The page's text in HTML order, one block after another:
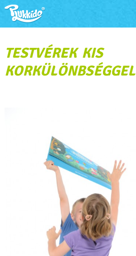
TESTVÉREK KIS
KORKÜLÖNBSÉGGEL